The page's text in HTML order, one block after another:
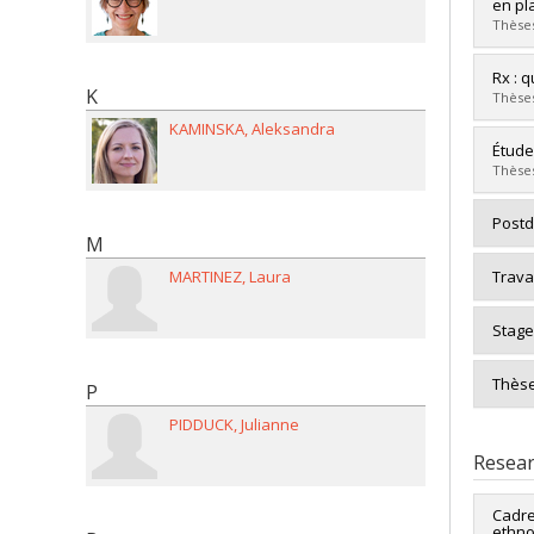
Lien
en
Cycle
Lien
Rx :
Cycle
Lien
K
KAMINSKA Aleksandra
M
MARTINEZ Laura
P
PIDDUCK Julianne